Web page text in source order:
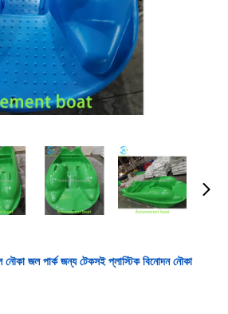
জল পার্ক জন্য টেকসই প্লাস্টিক বিনোদন নৌকা